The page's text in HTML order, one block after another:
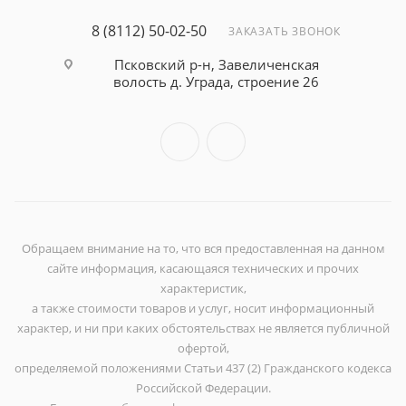
8 (8112) 50-02-50 ЗАКАЗАТЬ ЗВОНОК
Псковский р-н, Завеличенская
волость д. Уграда, строение 26
Обращаем внимание на то, что вся предоставленная на данном
сайте информация, касающаяся технических и прочих
характеристик,
а также стоимости товаров и услуг, носит информационный
характер, и ни при каких обстоятельствах не является публичной
офертой,
определяемой положениями Статьи 437 (2) Гражданского кодекса
Российской Федерации.